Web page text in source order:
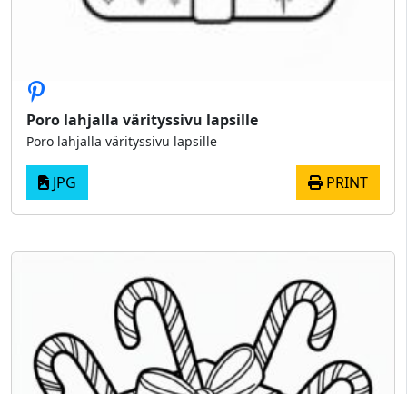
Poro lahjalla värityssivu lapsille
Poro lahjalla värityssivu lapsille
JPG PRINT